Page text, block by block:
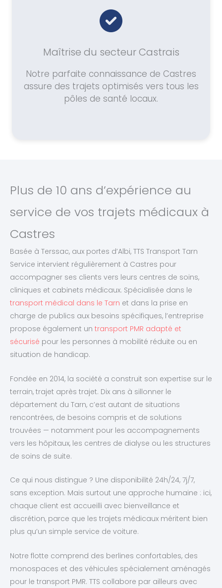
Maîtrise du secteur Castrais
Notre parfaite connaissance de Castres
assure des trajets optimisés vers tous les
pôles de santé locaux.
Plus de 10 ans d’expérience au
service de vos trajets médicaux à
Castres
Basée à Terssac, aux portes d’Albi, TTS Transport Tarn
Service intervient régulièrement à Castres pour
accompagner ses clients vers leurs centres de soins,
cliniques et cabinets médicaux. Spécialisée dans le
transport médical dans le Tarn et dans la prise en
charge de publics aux besoins spécifiques, l’entreprise
propose également un transport PMR adapté et
sécurisé pour les personnes à mobilité réduite ou en
situation de handicap.
Fondée en 2014, la société a construit son expertise sur le
terrain, trajet après trajet. Dix ans à sillonner le
département du Tarn, c’est autant de situations
rencontrées, de besoins compris et de solutions
trouvées — notamment pour les accompagnements
vers les hôpitaux, les centres de dialyse ou les structures
de soins de suite.
Ce qui nous distingue ? Une disponibilité 24h/24, 7j/7,
sans exception. Mais surtout une approche humaine : ici,
chaque client est accueilli avec bienveillance et
discrétion, parce que les trajets médicaux méritent bien
plus qu’un simple service de voiture.
Notre flotte comprend des berlines confortables, des
monospaces et des véhicules spécialement aménagés
pour le transport PMR. TTS collabore par ailleurs avec